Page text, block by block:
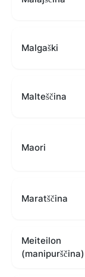
Malgaški
Malteščina
Maori
Maratščina
Meiteilon
(manipurščina)